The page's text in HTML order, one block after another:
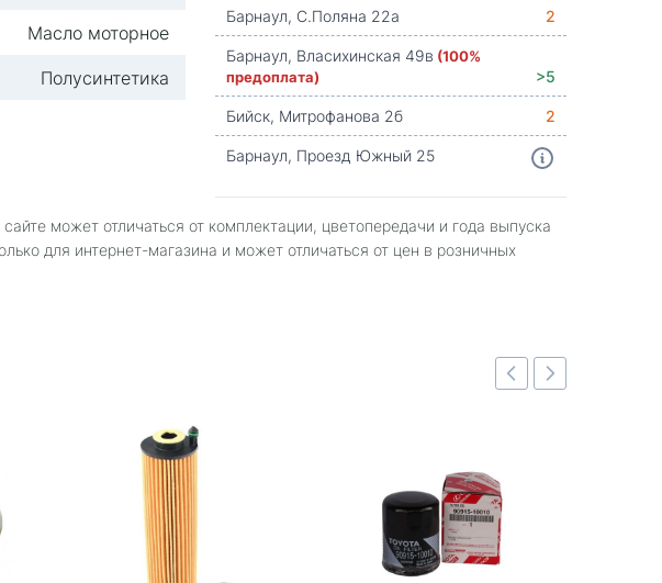
Масло моторное
Полусинтетика
Барнаул, С.Поляна 22а
2
Барнаул, Власихинская 49в (100%
предоплата)
>5
Бийск, Митрофанова 2б
2
Барнаул, Проезд Южный 25
может отличаться от комплектации, цветопередачи и года выпуска
для интернет-магазина и может отличаться от цен в розничных